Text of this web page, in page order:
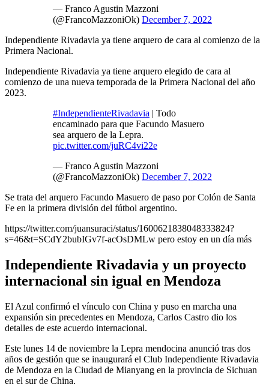
— Franco Agustin Mazzoni
(@FrancoMazzoniOk) December 7, 2022
Independiente Rivadavia ya tiene arquero de cara al comienzo de la
Primera Nacional.
Independiente Rivadavia ya tiene arquero elegido de cara al
comienzo de una nueva temporada de la Primera Nacional del año
2023.
#IndependienteRivadavia | Todo
encaminado para que Facundo Masuero
sea arquero de la Lepra.
pic.twitter.com/juRC4vi22e
— Franco Agustin Mazzoni
(@FrancoMazzoniOk) December 7, 2022
Se trata del arquero Facundo Masuero de paso por Colón de Santa
Fe en la primera división del fútbol argentino.
https://twitter.com/juansuraci/status/1600621838048333824?
s=46&t=SCdY2bubIGv7f-acOsDMLw pero estoy en un día más
Independiente Rivadavia y un proyecto
internacional sin igual en Mendoza
El Azul confirmó el vínculo con China y puso en marcha una
expansión sin precedentes en Mendoza, Carlos Castro dio los
detalles de este acuerdo internacional.
Este lunes 14 de noviembre la Lepra mendocina anunció tras dos
años de gestión que se inaugurará el Club Independiente Rivadavia
de Mendoza en la Ciudad de Mianyang en la provincia de Sichuan
en el sur de China.